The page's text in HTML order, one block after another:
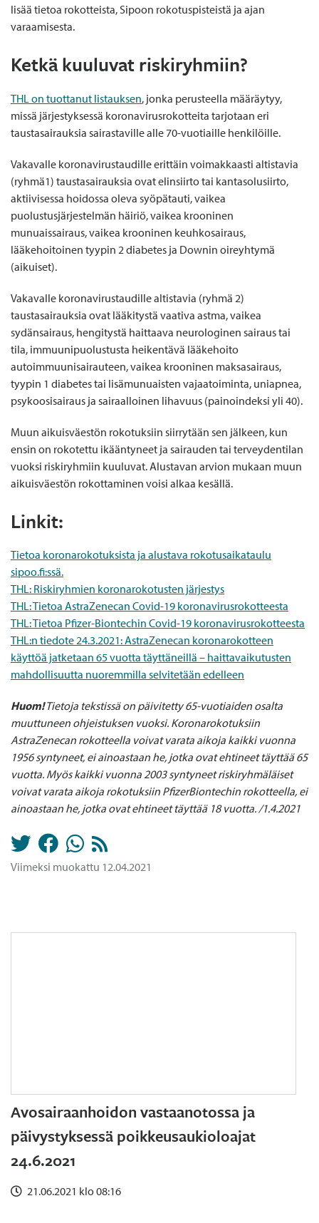
lisää tietoa rokotteista, Sipoon rokotuspisteistä ja ajan
varaamisesta.
Ketkä kuuluvat riskiryhmiin?
THL on tuottanut listauksen, jonka perusteella määräytyy,
missä järjestyksessä koronavirusrokotteita tarjotaan eri
taustasairauksia sairastaville alle 70-vuotiaille henkilöille.
Vakavalle koronavirustaudille erittäin voimakkaasti altistavia
(ryhmä1) taustasairauksia ovat elinsiirto tai kantasolusiirto,
aktiivisessa hoidossa oleva syöpätauti, vaikea
puolustusjärjestelmän häiriö, vaikea krooninen
munuaissairaus, vaikea krooninen keuhkosairaus,
lääkehoitoinen tyypin 2 diabetes ja Downin oireyhtymä
(aikuiset).
Vakavalle koronavirustaudille altistavia (ryhmä 2)
taustasairauksia ovat lääkitystä vaativa astma, vaikea
sydänsairaus, hengitystä haittaava neurologinen sairaus tai
tila, immuunipuolustusta heikentävä lääkehoito
autoimmuunisairauteen, vaikea krooninen maksasairaus,
tyypin 1 diabetes tai lisämunuaisten vajaatoiminta, uniapnea,
psykoosisairaus ja sairaalloinen lihavuus (painoindeksi yli 40).
Muun aikuisväestön rokotuksiin siirrytään sen jälkeen, kun
ensin on rokotettu ikääntyneet ja sairauden tai terveydentilan
vuoksi riskiryhmiin kuuluvat. Alustavan arvion mukaan muun
aikuisväestön rokottaminen voisi alkaa kesällä.
Linkit:
Tietoa koronarokotuksista ja alustava rokotusaikataulu
sipoo.fi:ssä.
THL: Riskiryhmien koronarokotusten järjestys
THL: Tietoa AstraZenecan Covid-19 koronavirusrokotteesta
THL: Tietoa Pfizer-Biontechin Covid-19 koronavirusrokotteesta
THL:n tiedote 24.3.2021: AstraZenecan koronarokotteen
käyttöä jatketaan 65 vuotta täyttäneillä – haittavaikutusten
mahdollisuutta nuoremmilla selvitetään edelleen
Huom!Tietoja tekstissä on päivitetty 65-vuotiaiden osalta
muuttuneen ohjeistuksen vuoksi. Koronarokotuksiin
AstraZenecan rokotteella voivat varata aikoja kaikki vuonna
1956 syntyneet, ei ainoastaan he, jotka ovat ehtineet täyttää 65
vuotta. Myös kaikki vuonna 2003 syntyneet riskiryhmäläiset
voivat varata aikoja rokotuksiin PfizerBiontechin rokotteella, ei
ainoastaan he, jotka ovat ehtineet täyttää 18 vuotta. /1.4.2021
Viimeksi muokattu 12.04.2021
Avosairaanhoidon vastaanotossa ja
päivystyksessä poikkeusaukioloajat
24.6.2021
21.06.2021 klo 08:16